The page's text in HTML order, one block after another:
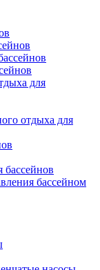
для
отдыха для
бассейнов
бассейном